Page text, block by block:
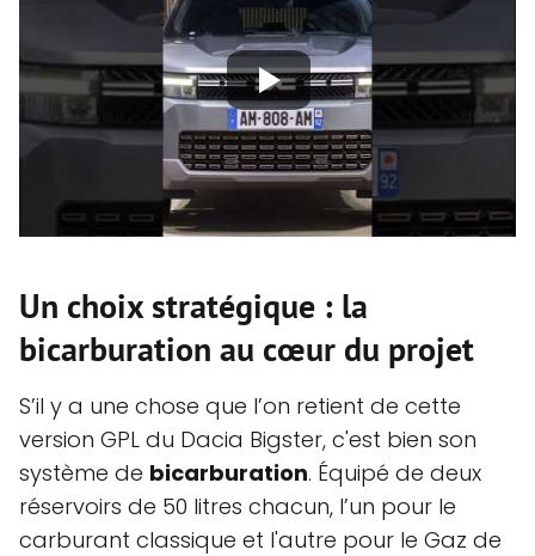
Un choix stratégique : la
bicarburation au cœur du projet
S’il y a une chose que l’on retient de cette
version GPL du Dacia Bigster, c'est bien son
système de bicarburation. Équipé de deux
réservoirs de 50 litres chacun, l’un pour le
carburant classique et l'autre pour le Gaz de